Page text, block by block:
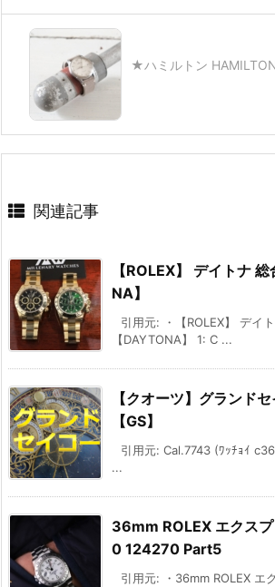
★ハミルトン
関連記事
【ROLEX】 デイトナ
NA】
引用元: ・【ROLEX】 デイ
【DAYTONA】 1: C ...
【クオーツ】グランド
【GS】
引用元: Cal.7743 (ﾜｯﾁｮｲ
...
36mm ROLEX エクス
0 124270 Part5
引用元: ・36mm ROLEX エ